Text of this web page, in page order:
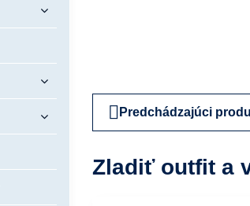
Predchádzajúci
Zladiť outfit a